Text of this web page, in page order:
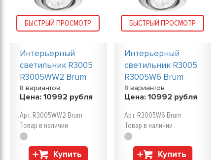
БЫСТРЫЙ ПРОСМОТР
Интерьерный
светильник R3005
R3005WW2 Brum
8 вариантов
Цена: 10992 рубля
Арт. R3005WW2 Brum
Товар в наличии
Купить
БЫСТРЫЙ ПРОСМОТР
Интерьерный
светильник R3005
R3005W6 Brum
8 вариантов
Цена: 10992 рубля
Арт. R3005W6 Brum
Товар в наличии
Купить